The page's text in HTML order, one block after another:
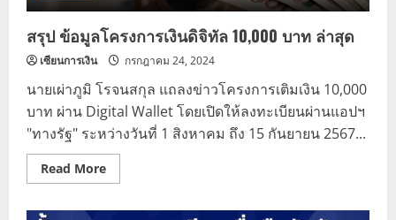
สรุป ข้อมูลโครงการเงินดิจิทัล 10,000 บาท ล่าสุด
เซียนการเงิน กรกฎาคม 24, 2024
นายเผ่าภูมิ โรจนสกุล แถลงข่าวโครงการเติมเงิน 10,000
บาท ผ่าน Digital Wallet โดยเปิดให้ลงทะเบียนผ่านแอปฯ
"ทางรัฐ" ระหว่างวันที่ 1 สิงหาคม ถึง 15 กันยายน 2567...
Read MoreRead
more